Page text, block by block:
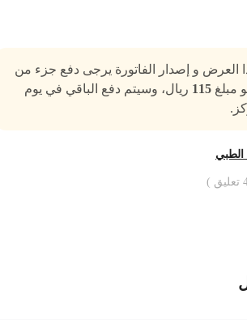
و إصدار الفاتورة يرجى دفع جزء من
115 ريال، وسيتم دفع الباقي في يوم
)